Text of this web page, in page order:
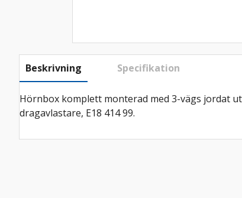
Beskrivning Specifikation
Hörnbox komplett monterad med 3-vägs jordat
dragavlastare, E18 414 99.